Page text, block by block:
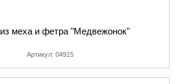
меха и фетра "Медвежонок"
Артикул: 04915